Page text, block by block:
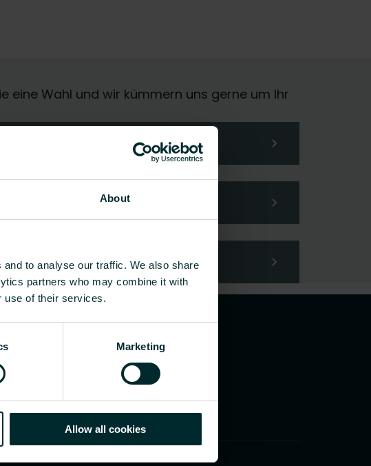
About
to analyse our traffic. We also share
partners who may combine it with
use of their services.
Marketing
Allow all cookies
eine Wahl und wir kümmern uns gerne um Ihr